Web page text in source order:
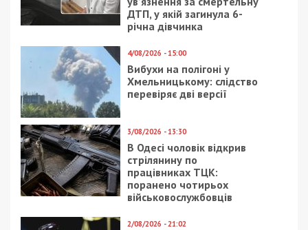
8/08/2026 - 13:00